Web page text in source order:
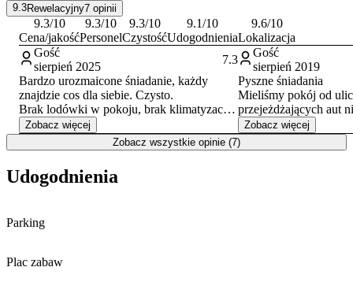
9.3Rewelacyjny7 opinii
9.3/10
Cena/jakość
9.3/10
Personel
9.3/10
Czystość
9.1/10
Udogodnienia
9.6/10
Lokalizacja
Gość
sierpień 2025
7.3
Bardzo urozmaicone śniadanie, każdy
znajdzie cos dla siebie. Czysto.
Brak lodówki w pokoju, brak klimatyzacji
lub zamiast niej moskitiery w oknie aby
móc przewietrzyć pokój bez wpuszczania
komarów.
Zobacz więcej
Gość
sierpień 2019
Pyszne śniadania
Mieliśmy pokój od
przejeżdżających aut
zatym wszystko było
Zobacz więcej
Zobacz wszystkie opinie (7)
Udogodnienia
Parking
Plac zabaw